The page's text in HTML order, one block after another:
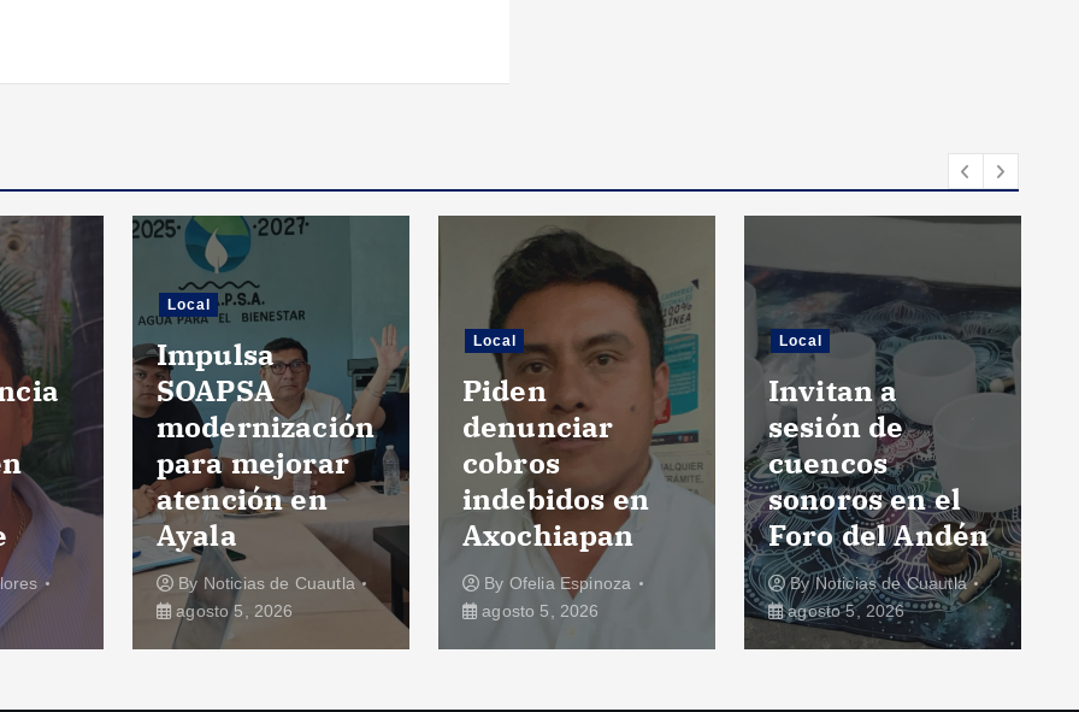
Local
Impulsa
SOAPSA
modernización
para mejorar
atención en
Ayala
By Noticias de Cuautla
agosto 5, 2026
Local
Piden
denunciar
cobros
indebidos en
Axochiapan
By Ofelia Espinoza
agosto 5, 2026
Local
Invitan a
sesión de
cuencos
sonoros en el
Foro del Andén
ByNoticias de Cuautla
agosto 5, 2026